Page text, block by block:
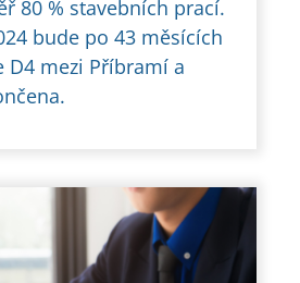
80 % stavebních prací.
bude po 43 měsících
D4 mezi Příbramí a